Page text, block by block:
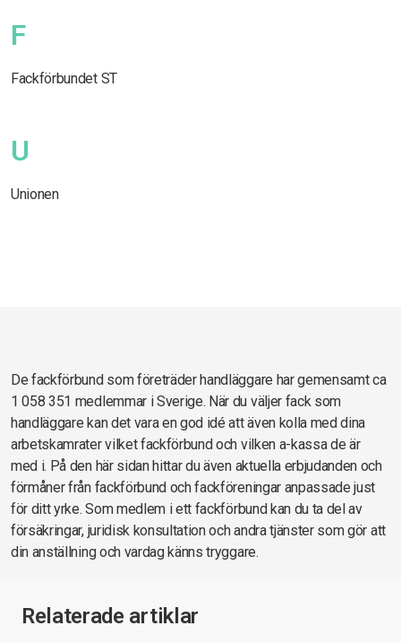
F
Fackförbundet ST
U
Unionen
De fackförbund som företräder handläggare har gemensamt ca
1 058 351 medlemmar i Sverige. När du väljer fack som
handläggare kan det vara en god idé att även kolla med dina
arbetskamrater vilket fackförbund och vilken a-kassa de är
med i. På den här sidan hittar du även aktuella erbjudanden och
förmåner från fackförbund och fackföreningar anpassade just
för ditt yrke. Som medlem i ett fackförbund kan du ta del av
försäkringar, juridisk konsultation och andra tjänster som gör att
din anställning och vardag känns tryggare.
Relaterade artiklar